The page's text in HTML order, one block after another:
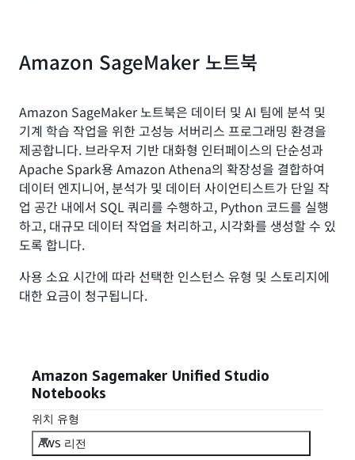
Amazon SageMaker 노트북
Amazon SageMaker 노트북은 데이터 및 AI 팀에 분석 및
기계 학습 작업을 위한 고성능 서버리스 프로그래밍 환경을
제공합니다. 브라우저 기반 대화형 인터페이스의 단순성과
Apache Spark용 Amazon Athena의 확장성을 결합하여
데이터 엔지니어, 분석가 및 데이터 사이언티스트가 단일 작
업 공간 내에서 SQL 쿼리를 수행하고, Python 코드를 실행
하고, 대규모 데이터 작업을 처리하고, 시각화를 생성할 수 있
도록 합니다.
사용 소요 시간에 따라 선택한 인스턴스 유형 및 스토리지에
대한 요금이 청구됩니다.